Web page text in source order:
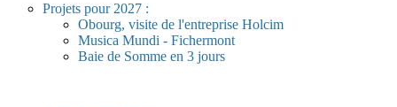
Projets pour 2027 :
Obourg, visite de l'entreprise Holcim
Musica Mundi - Fichermont
Baie de Somme en 3 jours